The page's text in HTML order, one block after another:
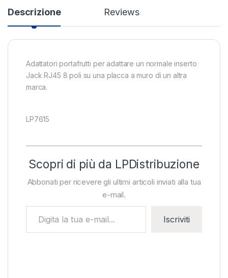
Descrizione Reviews
Adattatori portafrutti per adattare un normale inserto
Jack RJ45 8 poli su una placca a muro di un altra
marca.
LP7615
Scopri di più da LPDistribuzione
Abbonati per ricevere gli ultimi articoli inviati alla tua
e-mail.
Iscriviti